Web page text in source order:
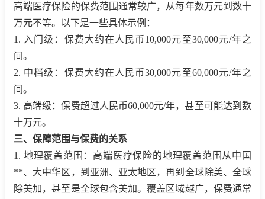
高端医疗保险的保费范围通常较广，从每年数万元到数十
万元不等。以下是一些具体示例：
1. 入门级：保费大约在人民币10,000元至30,000元/年之
间。
2. 中档级：保费大约在人民币30,000元至60,000元/年之
间。
3. 高端级：保费超过人民币60,000元/年，甚至可能达到数
十万元。
三、保障范围与保费的关系
1. 地理覆盖范围：高端医疗保险的地理覆盖范围从中国
**、大中华区，到亚洲、亚太地区，再到全球除美、全球
除美加，甚至是全球包含美加。覆盖区域越广，保费通常